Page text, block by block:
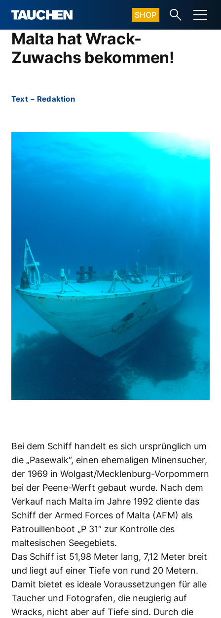
SHOP
Malta hat Wrack-
Zuwachs bekommen!
Text – Redaktion
Bei dem Schiff handelt es sich ursprünglich um
die „Pasewalk“, einen ehemaligen Minensucher,
der 1969 in Wolgast/Mecklenburg-Vorpommern
bei der Peene-Werft gebaut wurde. Nach dem
Verkauf nach Malta im Jahre 1992 diente das
Schiff der Armed Forces of Malta (AFM) als
Patrouillenboot „P 31“ zur Kontrolle des
maltesischen Seegebiets.
Das Schiff ist 51,98 Meter lang, 7,12 Meter breit
und liegt auf einer Tiefe von rund 20 Metern.
Damit bietet es ideale Voraussetzungen für alle
Taucher und Fotografen, die neugierig auf
Wracks, nicht aber auf Tiefe sind. Durch die